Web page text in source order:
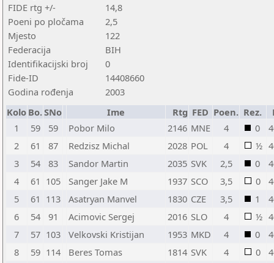
FIDE rtg +/-
14,8
Poeni po pločama
2,5
Mjesto
122
Federacija
BIH
Identifikacijski broj
0
Fide-ID
14408660
Godina rođenja
2003
Kolo Bo.SNo Ime Rtg FED Poen. Rez.
1
59 59 Pobor Milo 2146 MNE 4 0
2
61 87 Redzisz Michal 2028 POL 4 ½
3
54 83 Sandor Martin 2035 SVK 2,5 0
4
61 105 Sanger Jake M 1937 SCO 3,5 0
5
61 113 Asatryan Manvel 1830 CZE 3,5 1
6
54 91 Acimovic Sergej 2016 SLO 4 ½
7
57 103 Velkovski Kristijan 1953 MKD 4 0
8
59 114 Beres Tomas 1814 SVK 4 0